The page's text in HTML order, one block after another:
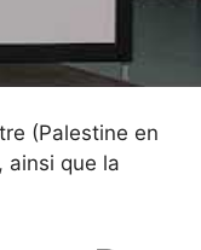
(Palestine en
ainsi que la